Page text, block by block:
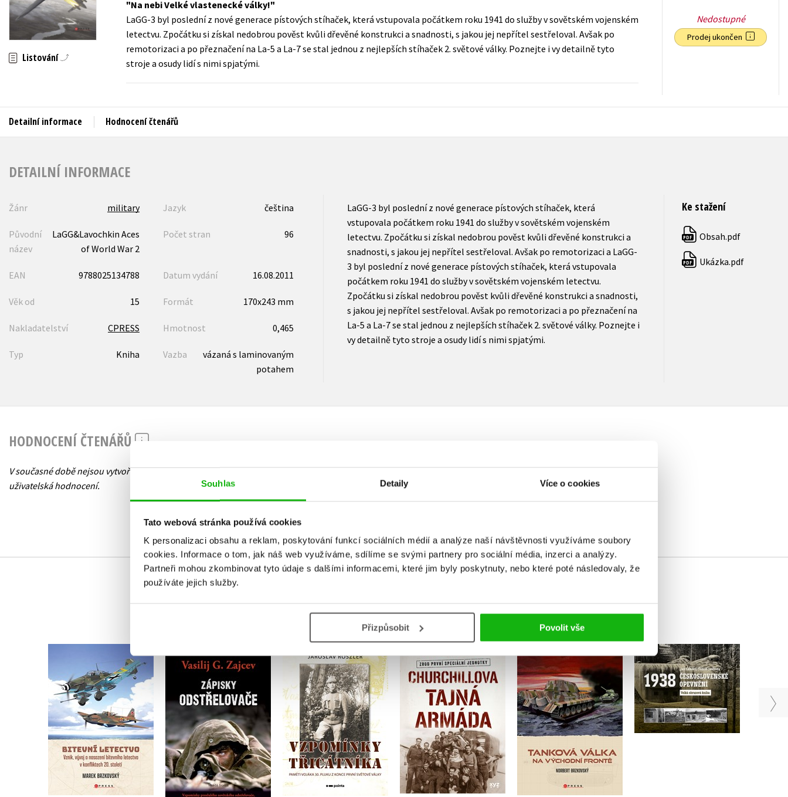
Souhlas Detaily Více o cookies
Tato webová stránka používá cookies
K personalizaci obsahu a reklam, poskytování funkcí sociálních médií a analýze naší návštěvnosti využíváme soubory
cookies. Informace o tom, jak náš web využíváme, sdílíme se svými partnery pro sociální média, inzerci a analýzy.
Partneři mohou zkombinovat tyto údaje s dalšími informacemi, které jim byly poskytnuty, nebo které poté následovaly, že
používáte jejich služby.
Přizpůsobit Povolit vše
Auto - moto
Beletrie pro děti
Jazyky
Kalendáře
Kariéra a osobní rozvoj
Populárně - naučné pro děti
Předškoláci
Young adult (SK)
Zahraniční literatura
Listování
Na nebi Velké vlastenecké války!
LaGG-3 byl poslední z nové generace pístových stíhaček, která vstupovala počátkem roku 1941 do služby v sovětském vojenském
letectvu. Zpočátku si získal nedobrou pověst kvůli dřevěné konstrukci a snadnosti, s jakou jej nepřítel sestřeloval. Avšak po
remotorizaci a po přeznačení na La-5 a La-7 se stal jednou z nejlepších stíhaček 2. světové války. Poznejte i vy detailně tyto
stroje a osudy lidí s nimi spjatými.
Nedostupné
Prodej ukončen
Detailní informace Hodnocení čtenářů
DETAILNÍ INFORMACE
Žánr military Jazyk čeština
Původní
název
LaGG&Lavochkin Aces
of World War 2
Počet stran 96
EAN 9788025134788 Datum vydání 16.08.2011
Věk od 15 Formát 170x243 mm
Nakladatelství CPRESS Hmotnost 0,465
Typ Kniha Vazba
vázaná s laminovaným
potahem
LaGG-3 byl poslední z nové generace pístových stíhaček, která
vstupovala počátkem roku 1941 do služby v sovětském vojenském
letectvu. Zpočátku si získal nedobrou pověst kvůli dřevěné konstrukci a
snadnosti, s jakou jej nepřítel sestřeloval. Avšak po remotorizaci a LaGG-
3 byl poslední z nové generace pístových stíhaček, která vstupovala
počátkem roku 1941 do služby v sovětském vojenském letectvu.
Zpočátku si získal nedobrou pověst kvůli dřevěné konstrukci a snadnosti,
s jakou jej nepřítel sestřeloval. Avšak po remotorizaci a po přeznačení na
La-5 a La-7 se stal jednou z nejlepších stíhaček 2. světové války. Poznejte i
vy detailně tyto stroje a osudy lidí s nimi spjatými.
Ke stažení
PDF Obsah.pdf
PDF Ukázka.pdf
HODNOCENÍ ČTENÁŘŮ
V současné době nejsou vytvořena žádná
uživatelská hodnocení.
Bitevní letectvo
Marek Brzkovský
Do košíku
599 Kč
479 Kč
Zápisky odstřelovače
Vasilij G. Zajcev
Do košíku
349 Kč
279 Kč
Vzpomínky třicátníka
Jaroslav Röszler
Do košíku
279 Kč
223 Kč
Churchillova tajná
armáda
Damien Lewis
Do košíku
469 Kč
375 Kč
Tanková válka na
východní frontě
Norbert Brzkovský
Do košíku
590 Kč
472 Kč
Československé
opevnění 1938
Jan Lakosil
,
Tomáš Svoboda